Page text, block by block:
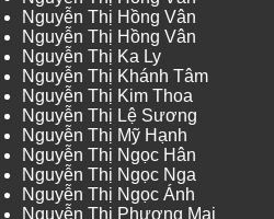
Nguyễn Thị Hồng Vân
Nguyễn Thị Hồng Vân
Nguyễn Thị Ka Ly
Nguyễn Thị Khánh Tâm
Nguyễn Thị Kim Thoa
Nguyễn Thị Lệ Sương
Nguyễn Thị Mỹ Hạnh
Nguyễn Thị Ngọc Hân
Nguyễn Thị Ngọc Nga
Nguyễn Thị Ngọc Ánh
Nguyễn Thị Phương Mai